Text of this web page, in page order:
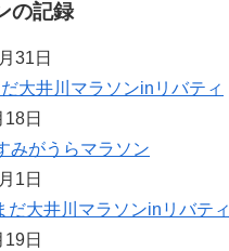
の記録
31日
大井川マラソンinリバティ
日
みがうらマラソン
1日
だ大井川マラソンinリバティ
日